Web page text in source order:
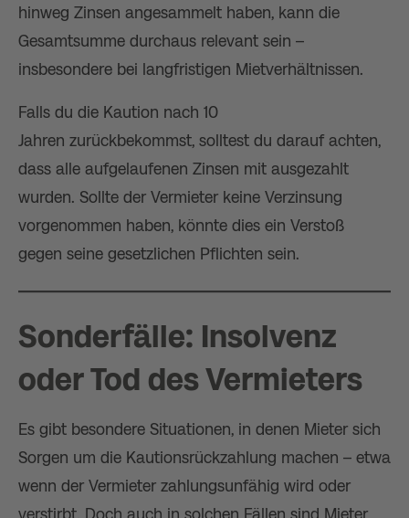
hinweg Zinsen angesammelt haben, kann die
Gesamtsumme durchaus relevant sein –
insbesondere bei langfristigen Mietverhältnissen.
Falls du die Kaution nach 10
Jahren zurückbekommst, solltest du darauf achten,
dass alle aufgelaufenen Zinsen mit ausgezahlt
wurden. Sollte der Vermieter keine Verzinsung
vorgenommen haben, könnte dies ein Verstoß
gegen seine gesetzlichen Pflichten sein.
Sonderfälle: Insolvenz
oder Tod des Vermieters
Es gibt besondere Situationen, in denen Mieter sich
Sorgen um die Kautionsrückzahlung machen – etwa
wenn der Vermieter zahlungsunfähig wird oder
verstirbt. Doch auch in solchen Fällen sind Mieter